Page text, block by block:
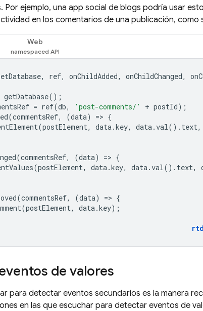
Por ejemplo, una app social de blogs podría usar
en los comentarios de una publicación, como
Web
, ref, onChildAdded, onChildChanged,
getDatabase();
= ref(db, 'post-comments/' + postId);
(commentsRef, (data) => {
(postElement, data.key, data.val(). text,
(commentsRef, (data) => {
(postElement, data.key, data.val(). text,
(commentsRef, (data) => {
(postElement, data.key);
de valores
para detectar eventos secundarios es la manera
en las que escuchar para detectar eventos de